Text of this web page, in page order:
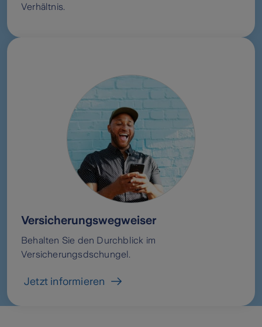
Verhältnis.
Versicherungswegweiser
Behalten Sie den Durchblick im
Versicherungsdschungel.
Jetzt informieren